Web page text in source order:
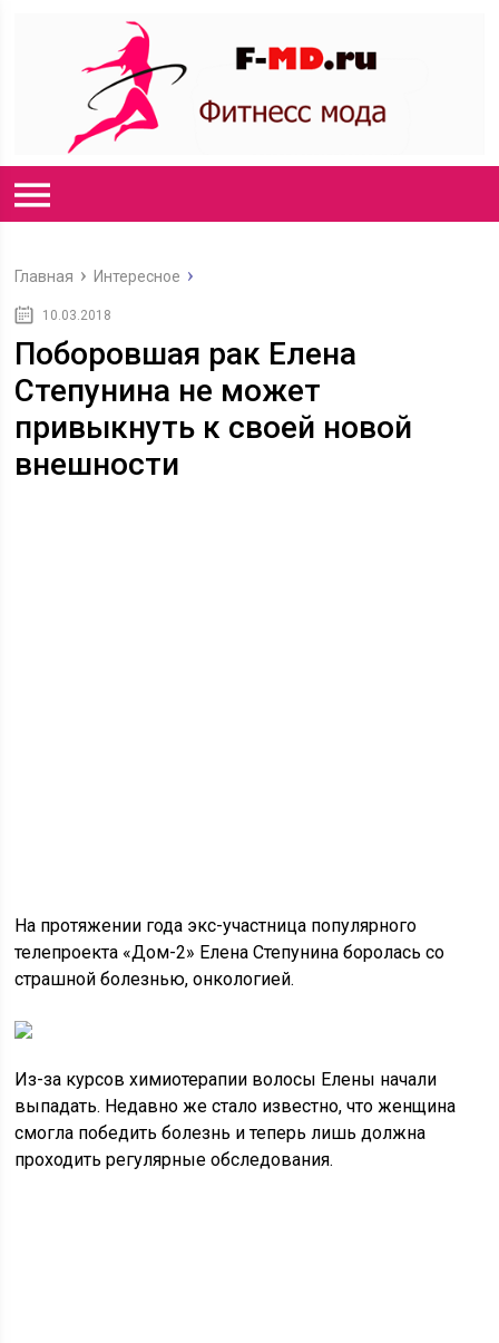
Главная Интересное
10.03.2018
Поборовшая рак Елена
Степунина не может
привыкнуть к своей новой
внешности
На протяжении года экс-участница популярного
телепроекта «Дом-2» Елена Степунина боролась со
страшной болезнью, онкологией.
Из-за курсов химиотерапии волосы Елены начали
выпадать. Недавно же стало известно, что женщина
смогла победить болезнь и теперь лишь должна
проходить регулярные обследования.